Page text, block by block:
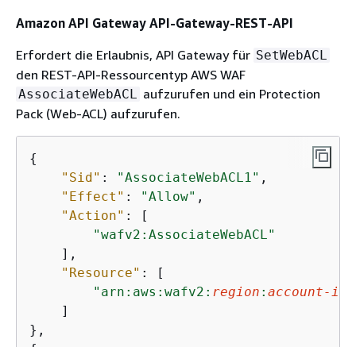
Amazon API Gateway API-Gateway-REST-API
Erfordert die Erlaubnis, API Gateway für SetWebACL
den REST-API-Ressourcentyp AWS WAF
AssociateWebACL
aufzurufen und ein Protection
Pack (Web-ACL) aufzurufen.
{
"Sid" : "AssociateWebACL1" ,
"Effect" : "Allow" ,
"Action" : [
"wafv2:AssociateWebACL"
    ],
"Resource" : [
"arn:aws:wafv2: region : account-id
    ]